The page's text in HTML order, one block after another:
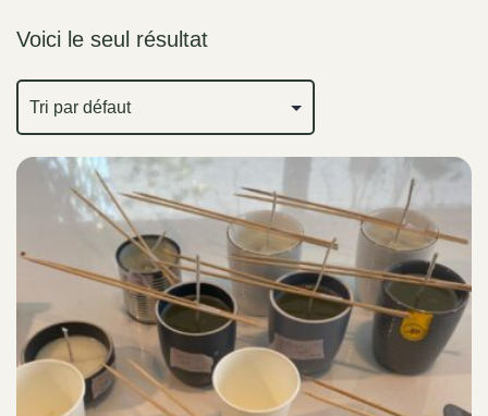
Voici le seul résultat